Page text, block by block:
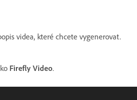
videa, které chcete vygenerovat.
Firefly Video.